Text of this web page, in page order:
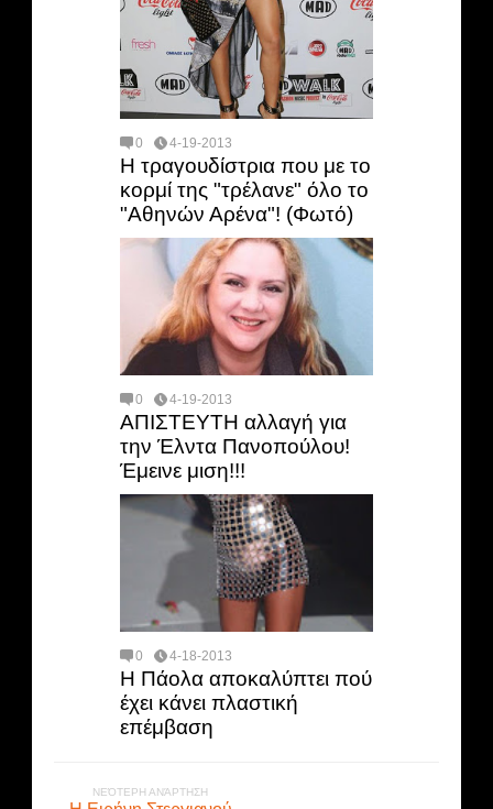
0 4-19-2013
Η τραγουδίστρια που με το
κορμί της "τρέλανε" όλο το
"Αθηνών Αρένα"! (Φωτό)
0 4-19-2013
ΑΠΙΣΤΕΥΤΗ αλλαγή για
την Έλντα Πανοπούλου!
Έμεινε μιση!!!
0 4-18-2013
Η Πάολα αποκαλύπτει πού
έχει κάνει πλαστική
επέμβαση
ΝΕΌΤΕΡΗ ΑΝΆΡΤΗΣΗ